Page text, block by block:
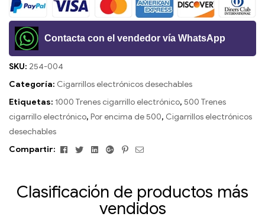
Contacta con el vendedor vía WhatsApp
SKU: 254-004
Categoría: Cigarrillos electrónicos desechables
Etiquetas: 1000 Trenes cigarrillo electrónico, 500 Trenes
cigarrillo electrónico, Por encima de 500, Cigarrillos electrónicos
desechables
Compartir:
FacebookGorjeoLinkedInGoogle+Pinterest
Correo
Clasificación de productos más
vendidos